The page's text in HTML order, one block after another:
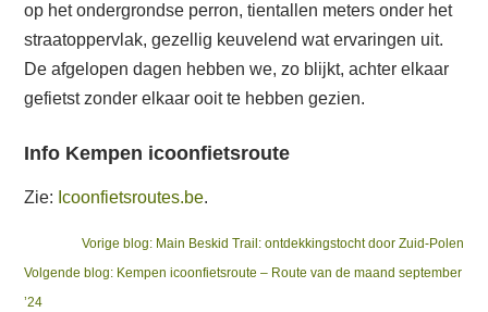
op het ondergrondse perron, tientallen meters onder het
straatoppervlak, gezellig keuvelend wat ervaringen uit.
De afgelopen dagen hebben we, zo blijkt, achter elkaar
gefietst zonder elkaar ooit te hebben gezien.
Info Kempen icoonfietsroute
Zie: Icoonfietsroutes.be.
Bericht
navigatie
Vorige blog: Previous
post:
Main Beskid Trail: ontdekkingstocht door Zuid-Polen
Volgende blog: Next
Kempen icoonfietsroute – Route van de maand september
’24